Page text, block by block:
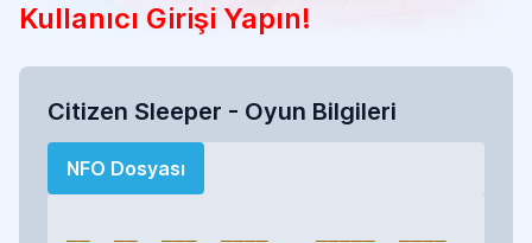
Kullanıcı Girişi Yapın!
Citizen Sleeper - Oyun Bilgileri
NFO Dosyası